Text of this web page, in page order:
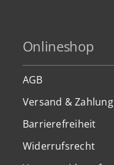
Onlineshop
AGB
Versand & Zahlung
Barrierefreiheit
Widerrufsrecht